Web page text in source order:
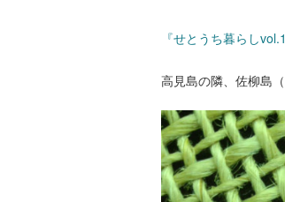
『せとうち暮らし
高見島の隣、佐柳島